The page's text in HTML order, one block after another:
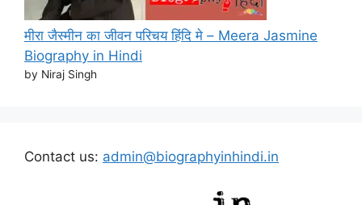
मीरा जैस्मीन का जीवन परिचय हिंदि मे – Meera Jasmine
Biography in Hindi
by Niraj Singh
Contact us: admin@biographyinhindi.in